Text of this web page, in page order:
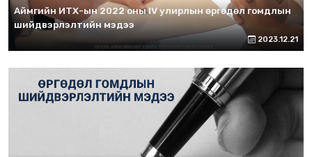
Аймгийн ИТХ-ын 2022 оны IV улирлын өргөдөл гомдлын
шийдвэрлэлтийн мэдээ
2023.12.21